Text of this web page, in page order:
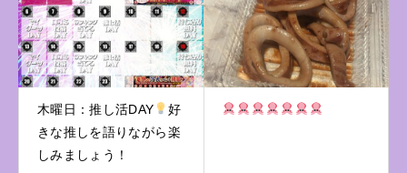
木曜日：推し活DAY
好
きな推しを語りながら楽
しみましょう！